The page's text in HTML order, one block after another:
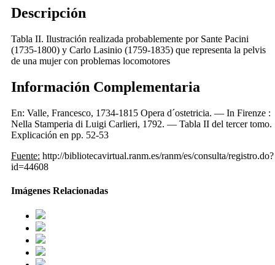
Descripción
Tabla II. Ilustración realizada probablemente por Sante Pacini
(1735-1800) y Carlo Lasinio (1759-1835) que representa la pelvis
de una mujer con problemas locomotores
Información Complementaria
En: Valle, Francesco, 1734-1815 Opera d´ostetricia. — In Firenze :
Nella Stamperia di Luigi Carlieri, 1792. — Tabla II del tercer tomo.
Explicación en pp. 52-53
Fuente: http://bibliotecavirtual.ranm.es/ranm/es/consulta/registro.do?
id=44608
Imágenes Relacionadas